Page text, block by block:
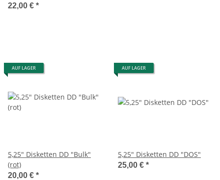
22,00 € *
AUF LAGER
5,25" Disketten DD "Bulk"
(rot)
20,00 € *
AUF LAGER
5,25" Disketten DD "DOS"
25,00 € *